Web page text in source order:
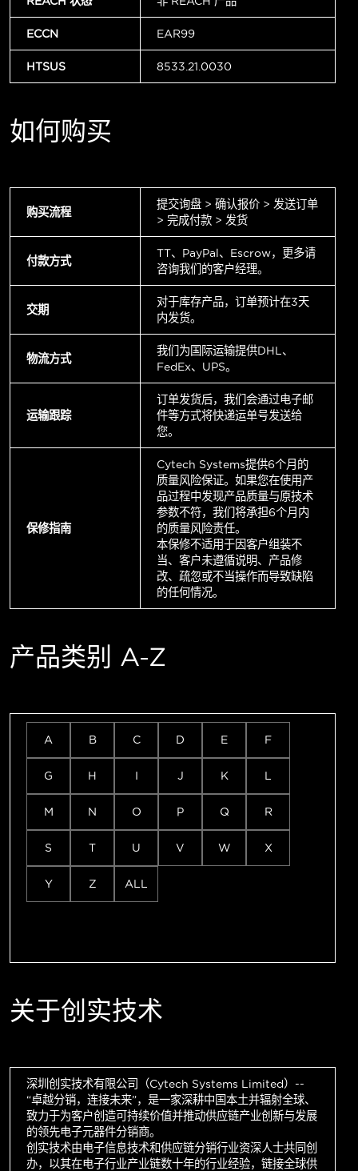
ECCN EAR99
HTSUS 8533.21.0030
如何购买
购买流程
提交询盘 > 确认报价 > 发送订单
> 完成付款 > 发货
付款方式
TT、PayPal、Escrow，更多请
咨询我们的客户经理。
交期
对于库存产品，订单预计在3天
内发货。
物流方式
我们为国际运输提供DHL、
FedEx、UPS。
运输跟踪
订单发货后，我们会通过电子邮
件等方式将快递运单号发送给
您。
保修指南
Cytech Systems提供6个月的
质量风险保证。如果您在使用产
品过程中发现产品质量与原技术
参数不符，我们将承担6个月内
的质量风险责任。
本保修不适用于因客户组装不
当、客户未遵循说明、产品修
改、疏忽或不当操作而导致缺陷
的任何情况。
产品类别 A-Z
A B C D E F
G H I J K L
M N O P Q R
S T U V W X
Y Z ALL
关于创实技术
深圳创实技术有限公司（Cytech Systems Limited）--
“卓越分销，连接未来”，是一家深耕中国本土并辐射全球、
致力于为客户创造可持续价值并推动供应链产业创新与发展
的领先电子元器件分销商。
创实技术由电子信息技术和供应链分销行业资深人士共同创
办，以其在电子行业产业链数十年的行业经验，链接全球供